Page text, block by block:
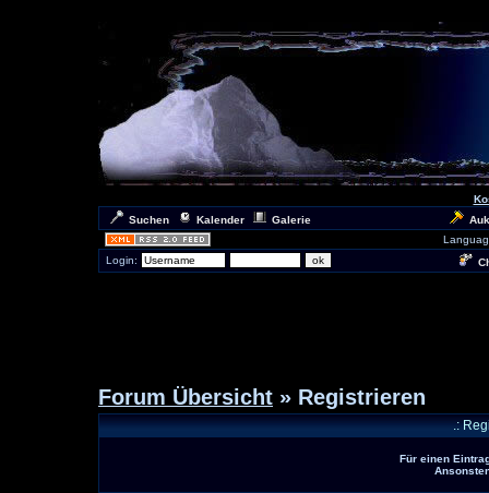
Suchen
Kalender Galerie
Login:
Forum Übersicht » Registrieren
.:
Für einen